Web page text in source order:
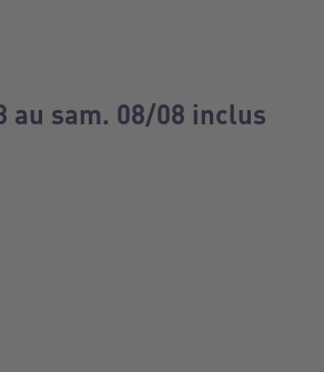
au sam. 08/08 inclus